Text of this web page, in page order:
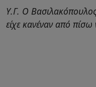
Υ.Γ. Ο
είχε κανέναν από πίσω